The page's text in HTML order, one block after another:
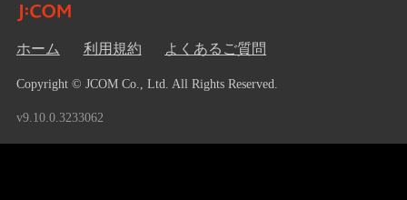
ホーム 利用規約 よくあるご質問
Copyright © JCOM Co., Ltd. All Rights Reserved.
v9.10.0.3233062